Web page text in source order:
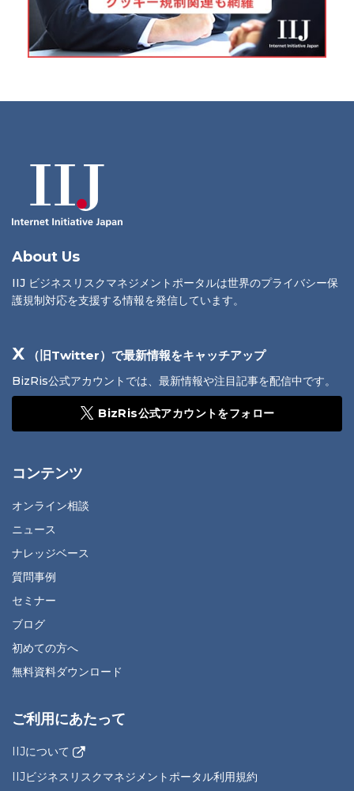
About Us
IIJ ビジネスリスクマネジメントポータルは世界のプライバシー保
護規制対応を支援する情報を発信しています。
X （旧Twitter）で最新情報をキャッチアップ
BizRis公式アカウントでは、最新情報や注目記事を配信中です。
BizRis公式アカウントをフォロー
コンテンツ
オンライン相談
ニュース
ナレッジベース
質問事例
セミナー
ブログ
初めての方へ
無料資料ダウンロード
ご利用にあたって
IIJについて
IIJビジネスリスクマネジメントポータル利用規約